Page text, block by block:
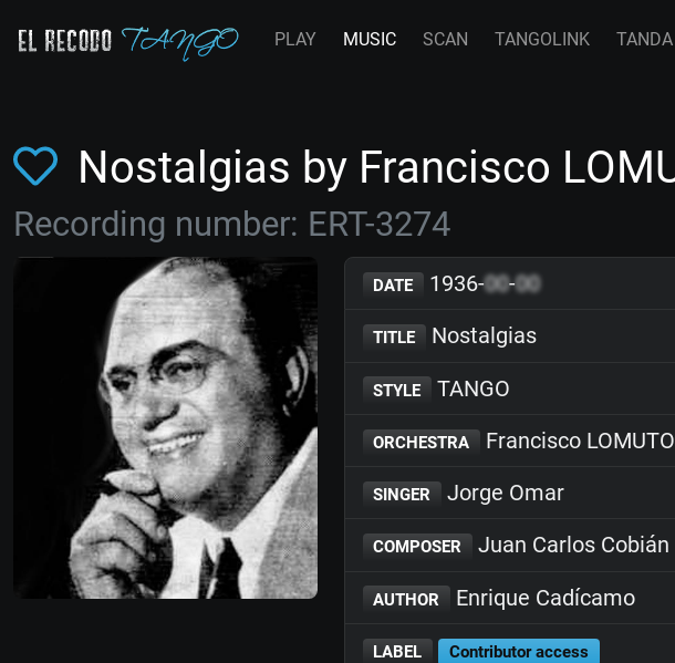
PLAY MUSIC SCAN TANGOLINK TANDA
Nostalgias by Francisco
Recording number: ERT-3274
DATE 1936-00-00
TITLE Nostalgias
STYLE TANGO
ORCHESTRA Francisco LOMUTO
SINGER Jorge Omar
COMPOSER Juan Carlos Cobián
AUTHOR Enrique Cadícamo
LABEL Contributor access